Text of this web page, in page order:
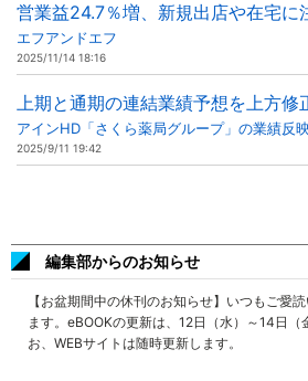
営業益24.7％増、新規出店や在宅に
エフアンドエフ
2025/11/14 18:16
上期と通期の連結業績予想を上方修
アインHD「さくら薬局グループ」の業績反
2025/9/11 19:42
編集部からのお知らせ
【お盆期間中の休刊のお知らせ】いつもご愛
ます。eBOOKの更新は、12日（水）～14日（
お、WEBサイトは随時更新します。